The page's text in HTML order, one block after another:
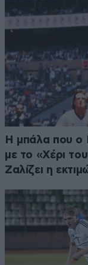
Η μπάλα που ο
με το «Χέρι
Ζαλίζει η